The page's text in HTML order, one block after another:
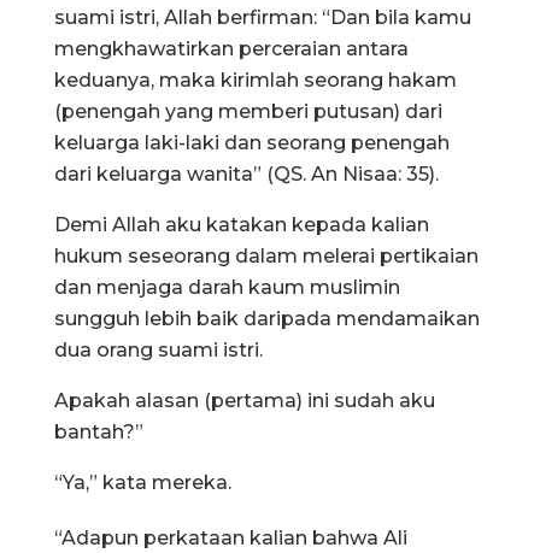
suami istri, Allah berfirman: “Dan bila kamu
mengkhawatirkan perceraian antara
keduanya, maka kirimlah seorang hakam
(penengah yang memberi putusan) dari
keluarga laki-laki dan seorang penengah
dari keluarga wanita” (QS. An Nisaa: 35).
Demi Allah aku katakan kepada kalian
hukum seseorang dalam melerai pertikaian
dan menjaga darah kaum muslimin
sungguh lebih baik daripada mendamaikan
dua orang suami istri.
Apakah alasan (pertama) ini sudah aku
bantah?”
“Ya,” kata mereka.
“Adapun perkataan kalian bahwa Ali